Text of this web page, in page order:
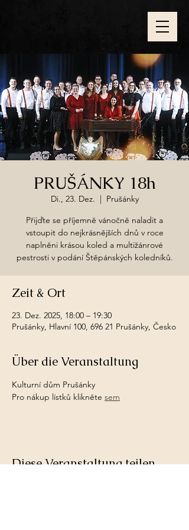
PRUŠÁNKY 18h
Di., 23. Dez.
  |
Prušánky
Přijďte se příjemně vánočně naladit a
vstoupit do nejkrásnějších dnů v roce
naplněni krásou koled a multižánrové
pestrosti v podání Štěpánských koledníků.
Zeit & Ort
23. Dez. 2025, 18:00 – 19:30
Prušánky, Hlavní 100, 696 21 Prušánky, Česko
Über die Veranstaltung
Kulturní dům Prušánky
Pro nákup lístků klikněte sem
Diese Veranstaltung teilen